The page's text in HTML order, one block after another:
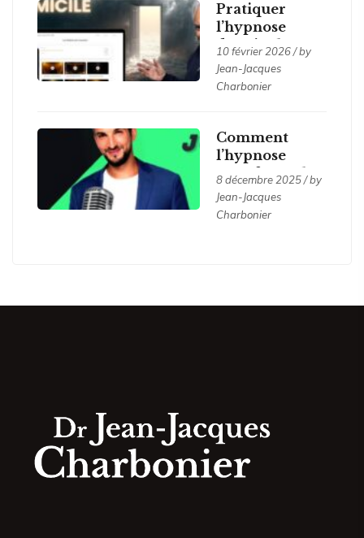
Pratiquer
l’hypnose
depuis chez
soi…
10 février 2026 / by
Jean-Jacques
Charbonier
Comment
l’hypnose
transforme les
sportifs
8 décembre 2025 / by
Jean-Jacques
Charbonier